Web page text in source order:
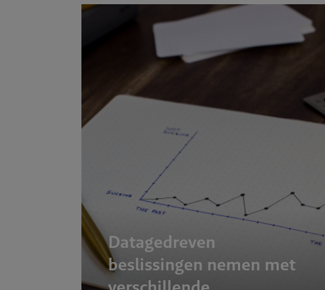
Datagedreven
beslissingen nemen met